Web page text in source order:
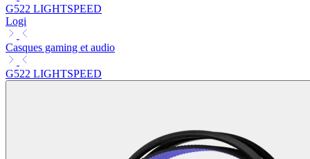
G522 LIGHTSPEED
Logi
Casques gaming et audio
G522 LIGHTSPEED